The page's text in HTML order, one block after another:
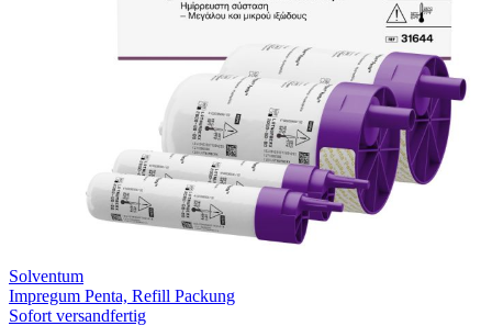
Solventum
Impregum Penta, Refill Packung
Sofort versandfertig